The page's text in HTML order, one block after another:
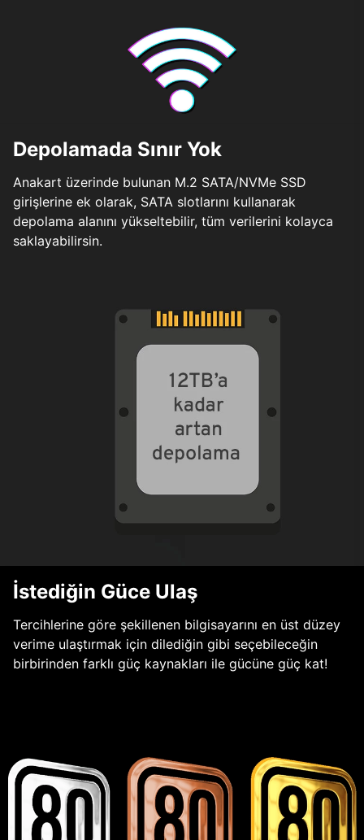
Depolamada Sınır Yok
Anakart üzerinde bulunan M.2 SATA/NVMe SSD
girişlerine ek olarak, SATA slotlarını kullanarak
depolama alanını yükseltebilir, tüm verilerini kolayca
saklayabilirsin.
İstediğin Güce Ulaş
Tercihlerine göre şekillenen bilgisayarını en üst düzey
verime ulaştırmak için dilediğin gibi seçebileceğin
birbirinden farklı güç kaynakları ile gücüne güç kat!